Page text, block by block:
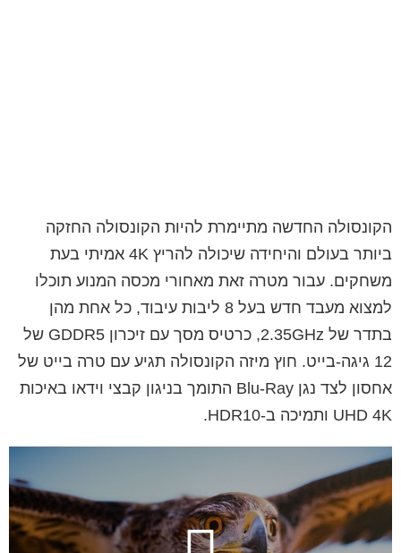
הקונסולה החדשה מתיימרת להיות הקונסולה החזקה
ביותר בעולם והיחידה שיכולה להריץ 4K אמיתי בעת
משחקים. עבור מטרה זאת מאחורי מכסה המנוע תוכלו
למצוא מעבד חדש בעל 8 ליבות עיבוד, כל אחת מהן
בתדר של 2.35GHz, כרטיס מסך עם זיכרון GDDR5 של
12 גיגה-בייט. חוץ מיזה הקונסולה תגיע עם טרה בייט של
אחסון לצד נגן Blu-Ray התומך בניגון קבצי וידאו באיכות
UHD 4K ותמיכה ב-HDR10.